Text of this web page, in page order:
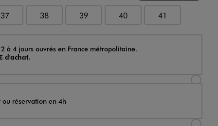
37 38 39 40 41
à 4 jours ouvrés en France métropolitaine.
d'achat.
ou réservation en 4h